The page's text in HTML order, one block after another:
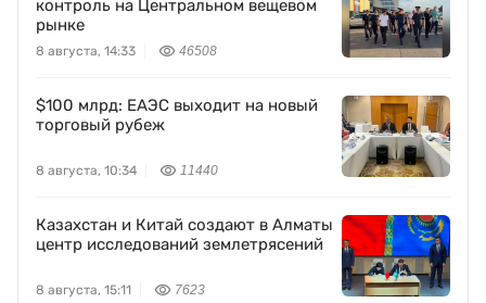
контроль на Центральном вещевом
рынке
8 августа, 14:33 46508
$100 млрд: ЕАЭС выходит на новый
торговый рубеж
8 августа, 10:34 11440
Казахстан и Китай создают в Алматы
центр исследований землетрясений
8 августа, 15:11 7623